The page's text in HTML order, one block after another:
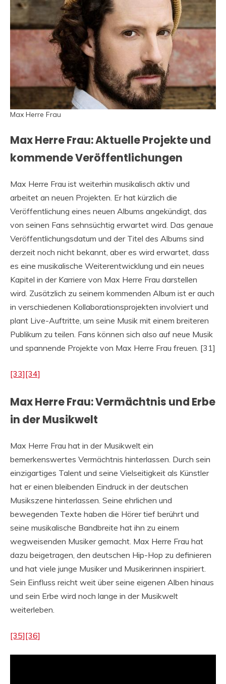
Max Herre Frau
Max Herre Frau: Aktuelle Projekte und
kommende Veröffentlichungen
Max Herre Frau ist weiterhin musikalisch aktiv und
arbeitet an neuen Projekten. Er hat kürzlich die
Veröffentlichung eines neuen Albums angekündigt, das
von seinen Fans sehnsüchtig erwartet wird. Das genaue
Veröffentlichungsdatum und der Titel des Albums sind
derzeit noch nicht bekannt, aber es wird erwartet, dass
es eine musikalische Weiterentwicklung und ein neues
Kapitel in der Karriere von Max Herre Frau darstellen
wird. Zusätzlich zu seinem kommenden Album ist er auch
in verschiedenen Kollaborationsprojekten involviert und
plant Live-Auftritte, um seine Musik mit einem breiteren
Publikum zu teilen. Fans können sich also auf neue Musik
und spannende Projekte von Max Herre Frau freuen. [31]
[33][34]
Max Herre Frau: Vermächtnis und Erbe
in der Musikwelt
Max Herre Frau hat in der Musikwelt ein
bemerkenswertes Vermächtnis hinterlassen. Durch sein
einzigartiges Talent und seine Vielseitigkeit als Künstler
hat er einen bleibenden Eindruck in der deutschen
Musikszene hinterlassen. Seine ehrlichen und
bewegenden Texte haben die Hörer tief berührt und
seine musikalische Bandbreite hat ihn zu einem
wegweisenden Musiker gemacht. Max Herre Frau hat
dazu beigetragen, den deutschen Hip-Hop zu definieren
und hat viele junge Musiker und Musikerinnen inspiriert.
Sein Einfluss reicht weit über seine eigenen Alben hinaus
und sein Erbe wird noch lange in der Musikwelt
weiterleben.
[35][36]